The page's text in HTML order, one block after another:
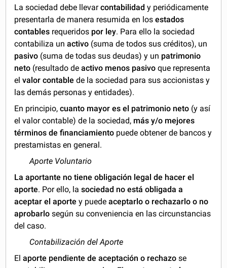
La sociedad debe llevarcontabilidad y periódicamente
presentarla de manera resumida en losestados
contables requeridos por ley. Para ello la sociedad
contabiliza unactivo (suma de todos sus créditos), un
pasivo (suma de todas sus deudas) y un patrimonio
neto (resultado deactivo menos pasivo que representa
elvalor contablede la sociedad para sus accionistas y
las demás personas y entidades).
En principio,cuanto mayor es el patrimonio neto (y así
el valor contable) de la sociedad, más y/o mejores
términos de financiamiento puede obtener de bancos y
prestamistas en general.
Aporte Voluntario
La aportante no tiene obligación legal de hacer el
aporte. Por ello, lasociedad no está obligada a
aceptar el aporte y puedeaceptarlo o rechazarlo o no
aprobarlo según su conveniencia en las circunstancias
del caso.
Contabilización del Aporte
Elaporte pendiente de aceptación o rechazo se